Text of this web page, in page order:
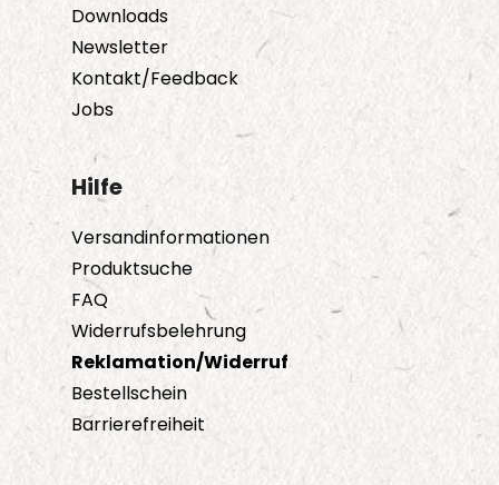
Downloads
Newsletter
Kontakt/Feedback
Jobs
Hilfe
Versandinformationen
Produktsuche
FAQ
Widerrufsbelehrung
Reklamation/Widerruf
Bestellschein
Barrierefreiheit